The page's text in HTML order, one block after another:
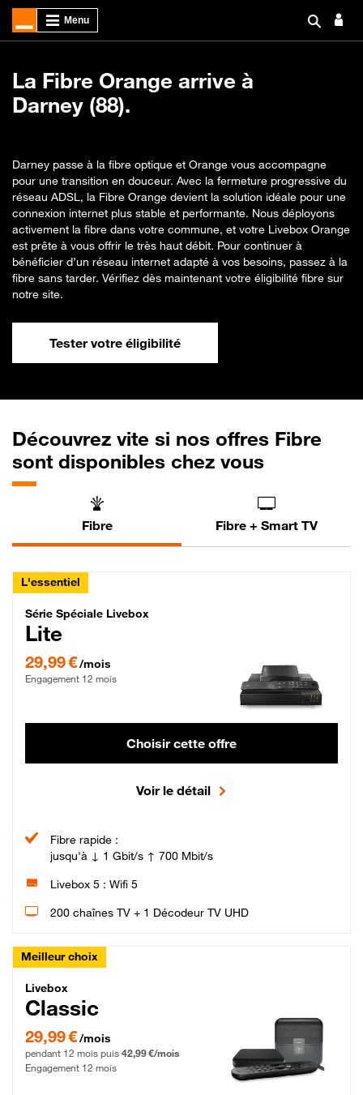
La Fibre Orange arrive à
Darney (88).
Darney passe à la fibre optique et Orange vous accompagne
pour une transition en douceur. Avec la fermeture progressive du
réseau ADSL, la Fibre Orange devient la solution idéale pour une
connexion internet plus stable et performante. Nous déployons
activement la fibre dans votre commune, et votre Livebox Orange
est prête à vous offrir le très haut débit. Pour continuer à
bénéficier d’un réseau internet adapté à vos besoins, passez à la
fibre sans tarder. Vérifiez dès maintenant votre éligibilité fibre sur
notre site.
Tester votre éligibilité
Découvrez vite si nos offres Fibre
sont disponibles chez vous
Fibre Fibre + Smart TV
L'essentiel
Série Spéciale Livebox Lite Fibre
Série Spéciale Livebox
Lite
29,99 €/mois
Engagement 12 mois
Choisir cette offre
Voir le détail
Fibre rapide :
jusqu'à ↓ 1 Gbit/s ↑ 700 Mbit/s
Livebox 5 : Wifi 5
200 chaînes TV + 1 Décodeur TV UHD
Meilleur choix
Livebox Classic Fibre
Livebox
Classic
29,99 € par mois pendant 12 mois puis 42,99 € par mois, Engagement 12 mois
29,99 €/mois
pendant 12 mois puis 42,99 €/mois
Engagement 12 mois